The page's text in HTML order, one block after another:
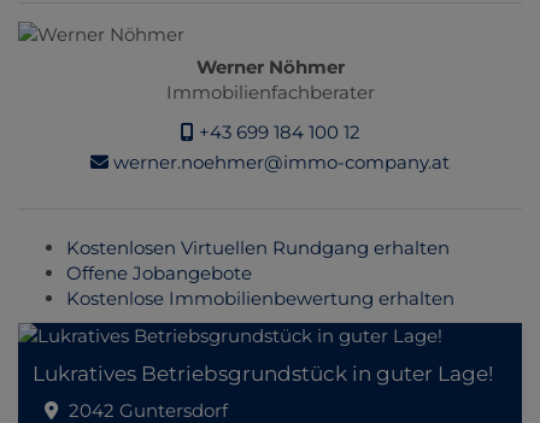
Werner Nöhmer
Immobilienfachberater
+43 699 184 100 12
werner.noehmer@immo-company.at
Kostenlosen Virtuellen Rundgang erhalten
Offene Jobangebote
Kostenlose Immobilienbewertung erhalten
Lukratives Betriebsgrundstück in guter Lage!
2042 Guntersdorf